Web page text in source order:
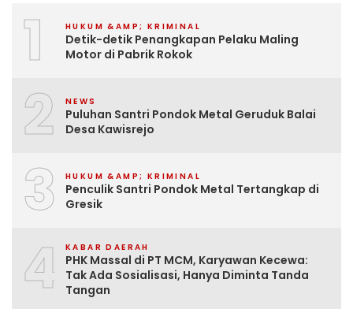
1 HUKUM &AMP; KRIMINAL
Detik-detik Penangkapan Pelaku Maling
Motor di Pabrik Rokok
2 NEWS
Puluhan Santri Pondok Metal Geruduk Balai
Desa Kawisrejo
3 HUKUM &AMP; KRIMINAL
Penculik Santri Pondok Metal Tertangkap di
Gresik
4 KABAR DAERAH
PHK Massal di PT MCM, Karyawan Kecewa:
Tak Ada Sosialisasi, Hanya Diminta Tanda
Tangan